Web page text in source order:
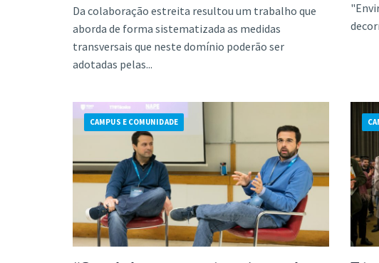
Da colaboração estreita resultou um trabalho que
aborda de forma sistematizada as medidas
transversais que neste domínio poderão ser
adotadas pelas...
CAMPUS E COMUNIDADE